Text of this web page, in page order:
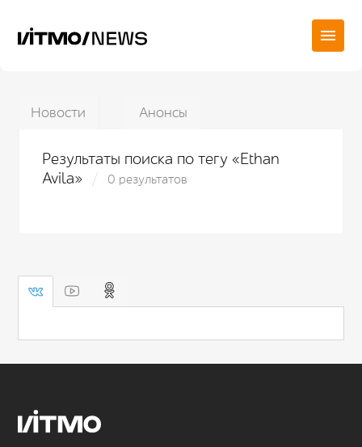
Новости Анонсы
Результаты поиска по тегу «Ethan
Avila»
0 результатов